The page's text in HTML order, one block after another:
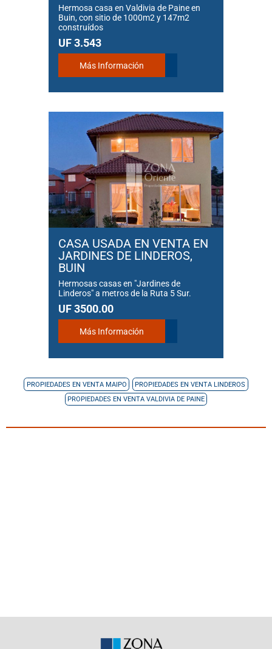
Hermosa casa en Valdivia de Paine en
Buin, con sitio de 1000m2 y 147m2
construídos
UF 3.543
Más Información
CASA USADA EN VENTA EN
JARDINES DE LINDEROS,
BUIN
Hermosas casas en "Jardines de
Linderos" a metros de la Ruta 5 Sur.
UF 3500.00
Más Información
PROPIEDADES EN VENTA MAIPO
PROPIEDADES EN VENTA LINDEROS
PROPIEDADES EN VENTA VALDIVIA DE PAINE